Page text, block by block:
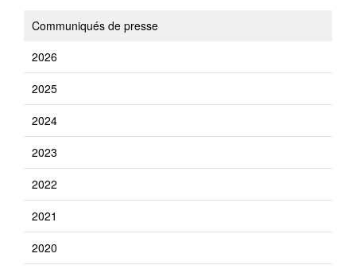
Communiqués de presse
2026
2025
2024
2023
2022
2021
2020